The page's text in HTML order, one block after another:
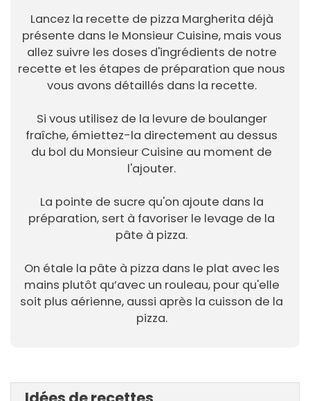
Lancez la recette de pizza Margherita déjà
présente dans le Monsieur Cuisine, mais vous
allez suivre les doses d'ingrédients de notre
recette et les étapes de préparation que nous
vous avons détaillés dans la recette.
Si vous utilisez de la levure de boulanger
fraîche, émiettez-la directement au dessus
du bol du Monsieur Cuisine au moment de
l'ajouter.
La pointe de sucre qu'on ajoute dans la
préparation, sert à favoriser le levage de la
pâte à pizza.
On étale la pâte à pizza dans le plat avec les
mains plutôt qu’avec un rouleau, pour qu'elle
soit plus aérienne, aussi après la cuisson de la
pizza.